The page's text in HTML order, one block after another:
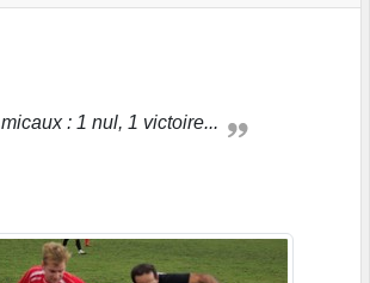
Amicaux : 1 nul, 1 victoire...